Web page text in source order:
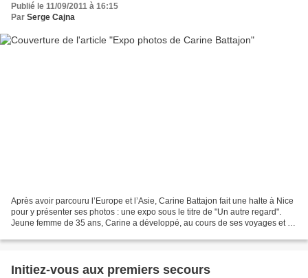
Publié le 11/09/2011 à 16:15
Par Serge Cajna
Après avoir parcouru l’Europe et l’Asie, Carine Battajon fait une halte à Nice
pour y présenter ses photos : une expo sous le titre de "Un autre regard".
Jeune femme de 35 ans, Carine a développé, au cours de ses voyages et de
Initiez-vous aux premiers secours